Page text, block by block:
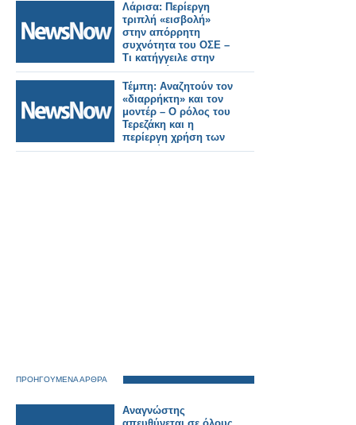
Λάρισα: Περίεργη
τριπλή «εισβολή»
στην απόρρητη
συχνότητα του ΟΣΕ –
Τι κατήγγειλε στην
Αστυνομία ο
Σταθμάρχης
Τέμπη: Αναζητούν τον
«διαρρήκτη» και τον
μοντέρ – Ο ρόλος του
Τερεζάκη και η
περίεργη χρήση των
ηχητικών
ΠΡΟΗΓΟΥΜΕΝΑ ΑΡΘΡΑ
Αναγνώστης